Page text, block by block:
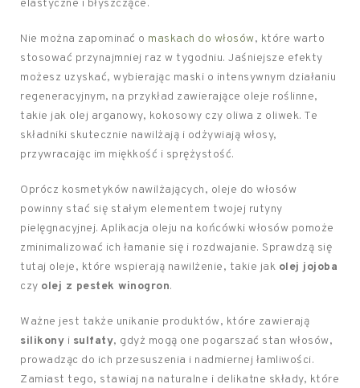
elastyczne i błyszczące.
Nie można zapominać o maskach do włosów, które warto
stosować przynajmniej raz w tygodniu. Jaśniejsze efekty
możesz uzyskać, wybierając maski o intensywnym działaniu
regeneracyjnym, na przykład zawierające oleje roślinne,
takie jak olej arganowy, kokosowy czy oliwa z oliwek. Te
składniki skutecznie nawilżają i odżywiają włosy,
przywracając im miękkość i sprężystość.
Oprócz kosmetyków nawilżających, oleje do włosów
powinny stać się stałym elementem twojej rutyny
pielęgnacyjnej. Aplikacja oleju na końcówki włosów pomoże
zminimalizować ich łamanie się i rozdwajanie. Sprawdzą się
tutaj oleje, które wspierają nawilżenie, takie jak olej jojoba
czy olej z pestek winogron.
Ważne jest także unikanie produktów, które zawierają
silikony i sulfaty, gdyż mogą one pogarszać stan włosów,
prowadząc do ich przesuszenia i nadmiernej łamliwości.
Zamiast tego, stawiaj na naturalne i delikatne składy, które